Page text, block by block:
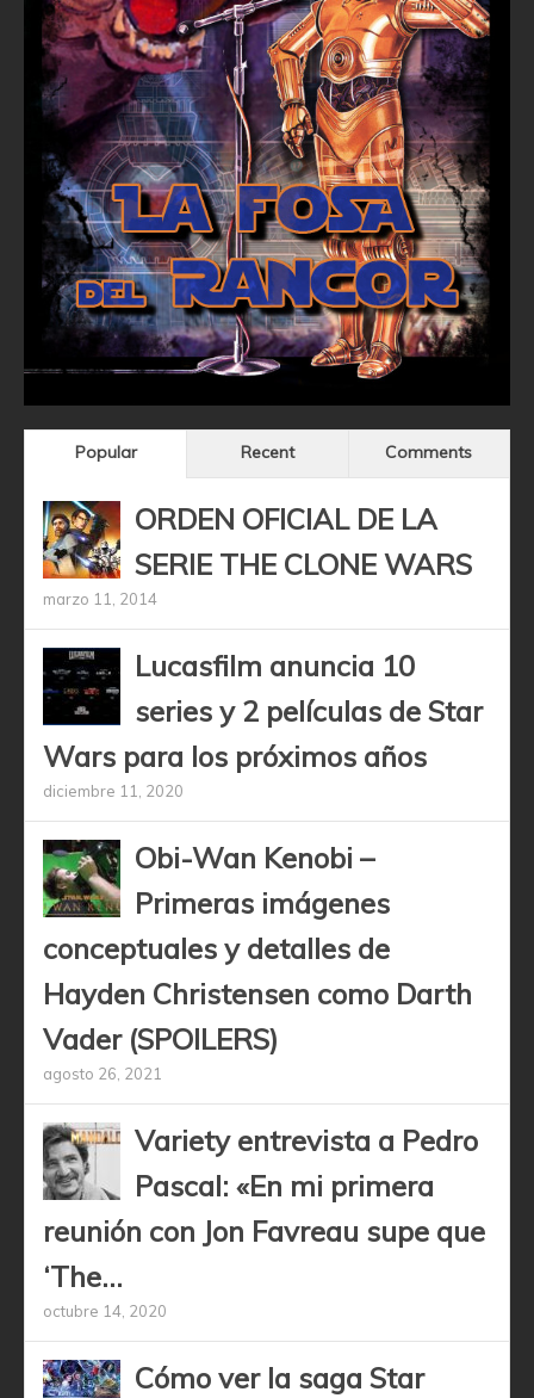
Popular Recent Comments
ORDEN OFICIAL DE LA
SERIE THE CLONE WARS
marzo 11, 2014
Lucasfilm anuncia 10
series y 2 películas de Star
Wars para los próximos años
diciembre 11, 2020
Obi-Wan Kenobi –
Primeras imágenes
conceptuales y detalles de
Hayden Christensen como Darth
Vader (SPOILERS)
agosto 26, 2021
Variety entrevista a Pedro
Pascal: «En mi primera
reunión con Jon Favreau supe que
‘The...
octubre 14, 2020
Cómo ver la saga Star